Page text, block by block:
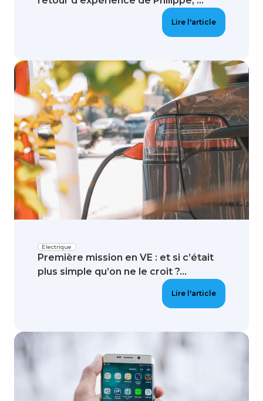
Lire l'article
Electrique
Première mission en VE : et si c’était
plus simple qu’on ne le croit ?...
Lire l'article